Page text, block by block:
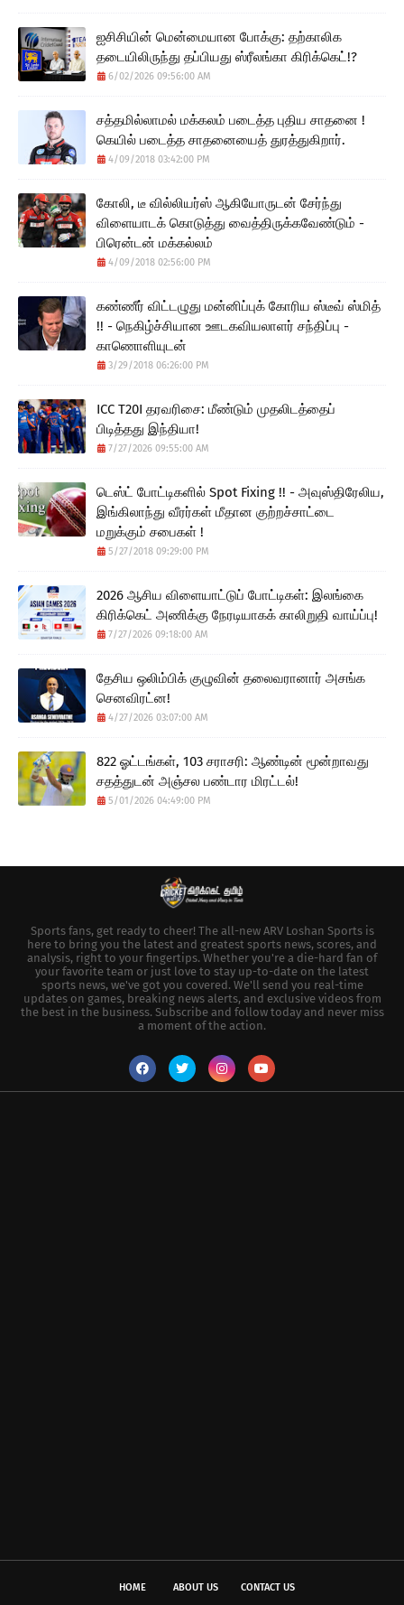
ஐசிசியின் மென்மையான போக்கு: தற்காலிக
தடையிலிருந்து தப்பியது ஸ்ரீலங்கா கிரிக்கெட்!?
6/02/2026 09:56:00 AM
சத்தமில்லாமல் மக்கலம் படைத்த புதிய சாதனை !
கெயில் படைத்த சாதனையைத் துரத்துகிறார்.
4/09/2018 03:42:00 PM
கோலி, டீ வில்லியர்ஸ் ஆகியோருடன் சேர்ந்து
விளையாடக் கொடுத்து வைத்திருக்கவேண்டும் -
பிரென்டன் மக்கல்லம்
4/09/2018 02:56:00 PM
கண்ணீர் விட்டழுது மன்னிப்புக் கோரிய ஸ்டீவ் ஸ்மித்
!! - நெகிழ்ச்சியான ஊடகவியலாளர் சந்திப்பு -
காணொளியுடன்
3/29/2018 06:26:00 PM
ICC T20I தரவரிசை: மீண்டும் முதலிடத்தைப்
பிடித்தது இந்தியா!
7/27/2026 09:55:00 AM
டெஸ்ட் போட்டிகளில் Spot Fixing !! - அவுஸ்திரேலிய,
இங்கிலாந்து வீரர்கள் மீதான குற்றச்சாட்டை
மறுக்கும் சபைகள் !
5/27/2018 09:29:00 PM
2026 ஆசிய விளையாட்டுப் போட்டிகள்: இலங்கை
கிரிக்கெட் அணிக்கு நேரடியாகக் காலிறுதி வாய்ப்பு!
7/27/2026 09:18:00 AM
தேசிய ஒலிம்பிக் குழுவின் தலைவரானார் அசங்க
செனவிரட்ன!
4/27/2026 03:07:00 AM
822 ஓட்டங்கள், 103 சராசரி: ஆண்டின் மூன்றாவது
சதத்துடன் அஞ்சல பண்டார மிரட்டல்!
5/01/2026 04:49:00 PM
Sports fans, get ready to cheer! The all-new ARV Loshan Sports is
here to bring you the latest and greatest sports news, scores, and
analysis, right to your fingertips. Whether you're a die-hard fan of
your favorite team or just love to stay up-to-date on the latest
sports news, we've got you covered. We'll send you real-time
updates on games, breaking news alerts, and exclusive videos from
the best in the business. Subscribe and follow today and never miss
a moment of the action.
HOME ABOUT US CONTACT US